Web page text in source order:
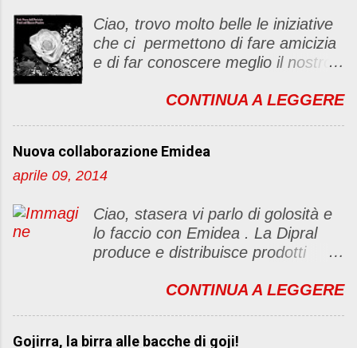
c
o
m
m
t
o
Ciao, trovo molto belle le iniziative
che ci permettono di fare amicizia
e di far conoscere meglio il nostro
un "party" dell'amicizia .... Mi
post, ma anche di sentimenti ed
emozioni. Non siete obbligate a
avete il tempo bene, altrimenti no
problem. :D Le regole sono le
seguenti 1) Prelevare l'immagine
blog con il link del mio
http://foodandbeautypassion.blogs
CONTINUA A LEGGERE
Nuova collaborazione Emidea
aprile 09, 2014
Ciao, stasera vi parlo di golosità e
lo faccio con Emidea . La Dipral
produce e distribuisce prodotti
qualità a marchio Emidea (rivolti
CONTINUA A LEGGERE
Gojirra, la birra alle bacche di goji!